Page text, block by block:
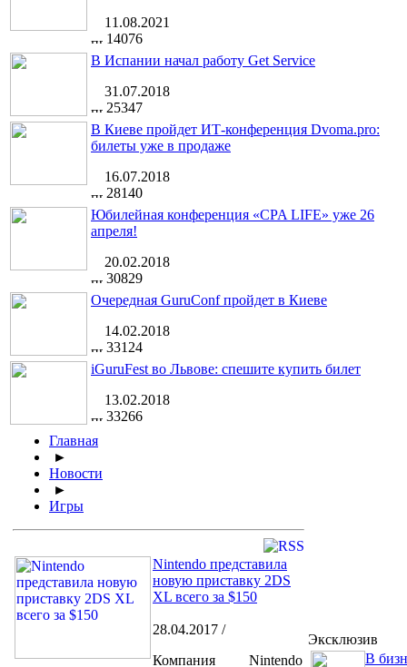
11.08.2021
14076
В Испании начал работу Get Service
31.07.2018
25347
В Киеве пройдет ИТ-конференция Dvoma.pro:
билеты уже в продаже
16.07.2018
28140
Юбилейная конференция «CPA LIFE» уже 26
апреля!
20.02.2018
30829
Очередная GuruConf пройдет в Киеве
14.02.2018
33124
iGuruFest во Львове: спешите купить билет
13.02.2018
33266
Главная
►
Новости
►
Игры
Nintendo представила
новую приставку 2DS
XL всего за $150
28.04.2017 /
Компания Nintendo
Эксклюзив
В